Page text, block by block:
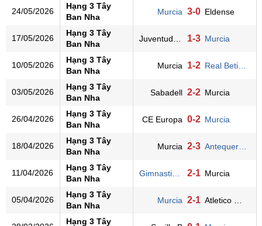
24/05/2026
Hạng 3 Tây
Ban Nha
Murcia 3-0 Eldense
17/05/2026
Hạng 3 Tây
Ban Nha
1-3 Murcia
10/05/2026
Hạng 3 Tây
Ban Nha
Murcia 1-2
03/05/2026
Hạng 3 Tây
Ban Nha
Sabadell 2-2 Murcia
26/04/2026
Hạng 3 Tây
Ban Nha
CE Europa 0-2 Murcia
18/04/2026
Hạng 3 Tây
Ban Nha
Murcia 2-3
11/04/2026
Hạng 3 Tây
Ban Nha
2-1 Murcia
05/04/2026
Hạng 3 Tây
Ban Nha
Murcia 2-1
Hạng 3 Tây